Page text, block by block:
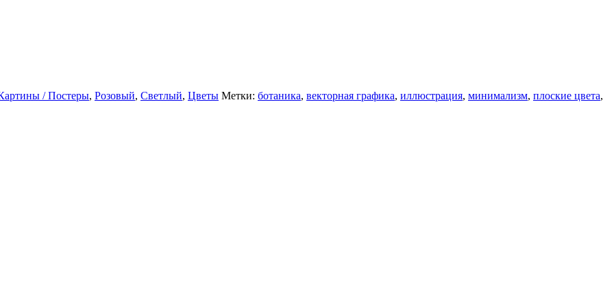
/ Постеры, Розовый, Светлый, Цветы Метки: ботаника, векторная графика, иллюстрация, минимализм, плоские цвета,